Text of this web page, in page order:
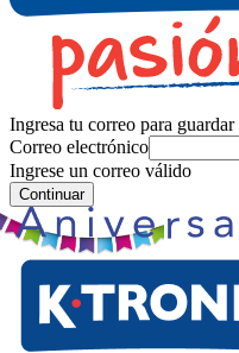
Ingresa tu correo para
Correo electrónico
Ingrese un correo válido
Continuar